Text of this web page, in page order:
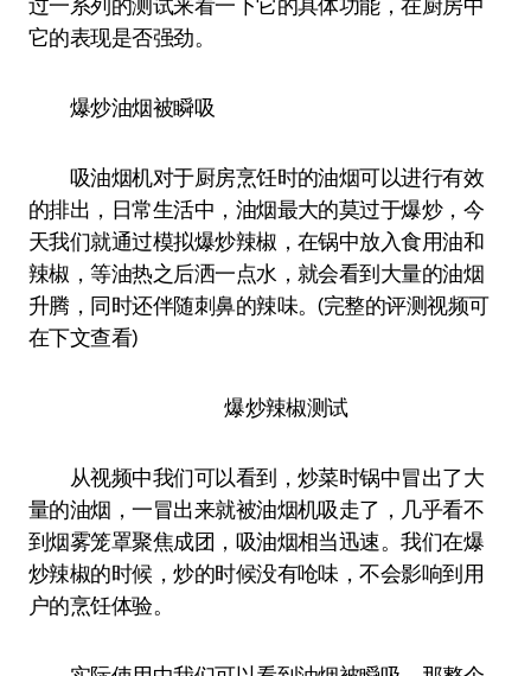
它的表现是否强劲。
爆炒油烟被瞬吸
吸油烟机对于厨房烹饪时的油烟可以进行有效
的排出，日常生活中，油烟最大的莫过于爆炒，今
天我们就通过模拟爆炒辣椒，在锅中放入食用油和
辣椒，等油热之后洒一点水，就会看到大量的油烟
升腾，同时还伴随刺鼻的辣味。(完整的评测视频可
在下文查看)
爆炒辣椒测试
从视频中我们可以看到，炒菜时锅中冒出了大
量的油烟，一冒出来就被油烟机吸走了，几乎看不
到烟雾笼罩聚焦成团，吸油烟相当迅速。我们在爆
炒辣椒的时候，炒的时候没有呛味，不会影响到用
户的烹饪体验。